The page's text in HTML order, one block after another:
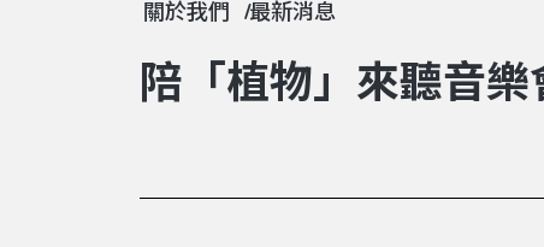
關於我們 最新消息
陪「植物」來聽音